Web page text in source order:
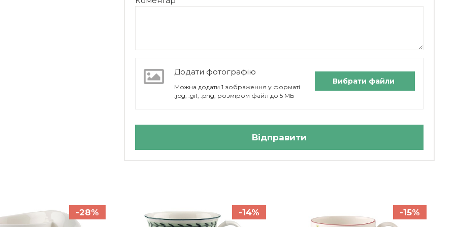
Додати фотографію
Можна додати 1 зображення у форматі
.jpg, .gif, .png, розміром файл до 5 МБ
Вибрати файли
Відправити
Німеччина
-28% -14% -15%